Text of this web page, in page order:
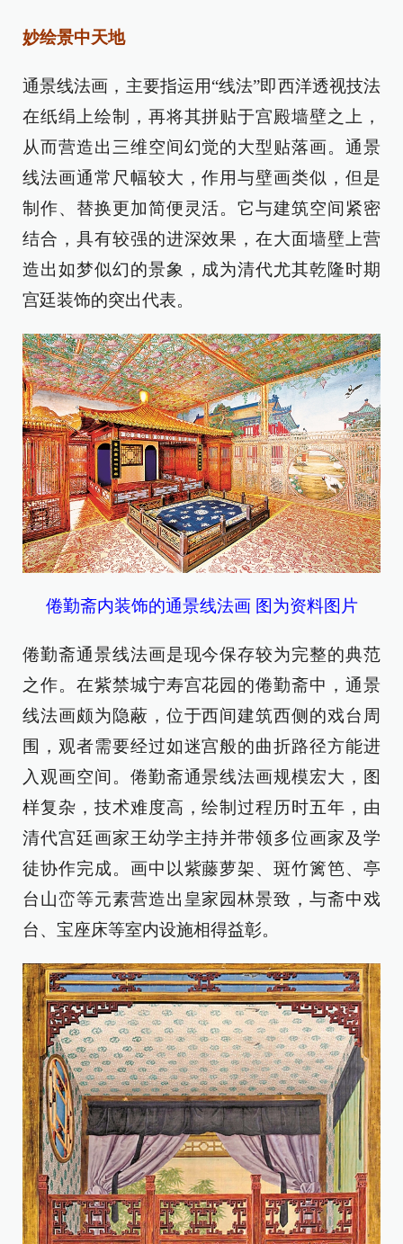
妙绘景中天地
通景线法画，主要指运用“线法”即西洋透视技法
在纸绢上绘制，再将其拼贴于宫殿墙壁之上，
从而营造出三维空间幻觉的大型贴落画。通景
线法画通常尺幅较大，作用与壁画类似，但是
制作、替换更加简便灵活。它与建筑空间紧密
结合，具有较强的进深效果，在大面墙壁上营
造出如梦似幻的景象，成为清代尤其乾隆时期
宫廷装饰的突出代表。
倦勤斋内装饰的通景线法画 图为资料图片
倦勤斋通景线法画是现今保存较为完整的典范
之作。在紫禁城宁寿宫花园的倦勤斋中，通景
线法画颇为隐蔽，位于西间建筑西侧的戏台周
围，观者需要经过如迷宫般的曲折路径方能进
入观画空间。倦勤斋通景线法画规模宏大，图
样复杂，技术难度高，绘制过程历时五年，由
清代宫廷画家王幼学主持并带领多位画家及学
徒协作完成。画中以紫藤萝架、斑竹篱笆、亭
台山峦等元素营造出皇家园林景致，与斋中戏
台、宝座床等室内设施相得益彰。